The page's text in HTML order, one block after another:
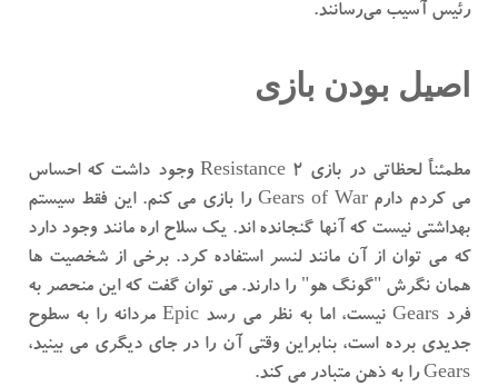
رئیس آسیب می‌رسانند.
اصیل بودن بازی
مطمئناً لحظاتی در بازی Resistance 2 وجود داشت که احساس
می کردم دارم Gears of War را بازی می کنم. این فقط سیستم
بهداشتی نیست که آنها گنجانده اند. یک سلاح اره مانند وجود دارد
که می توان از آن مانند لنسر استفاده کرد. برخی از شخصیت ها
همان نگرش "گونگ هو" را دارند. می توان گفت که این منحصر به
فرد Gears نیست، اما به نظر می رسد Epic مردانه را به سطوح
جدیدی برده است، بنابراین وقتی آن را در جای دیگری می بینید،
Gears را به ذهن متبادر می کند.